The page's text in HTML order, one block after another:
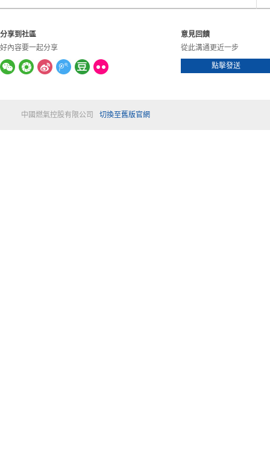
分享到社區
好內容要一起分享
意見回饋
從此溝通更近一步
點擊發送
中國燃氣控股有限公司 切換至舊版官網